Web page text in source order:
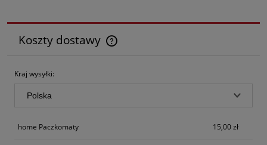
Koszty dostawy
Cena nie zawiera ewentualnych kosztów płatności
Kraj wysyłki:
home Paczkomaty 15,00 zł